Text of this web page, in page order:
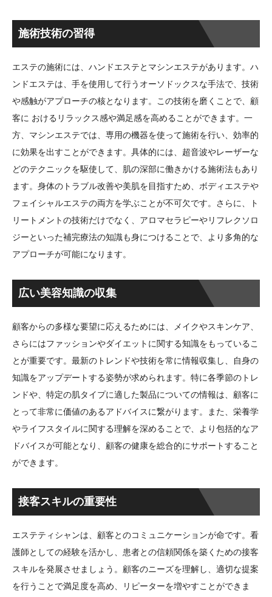
施術技術の習得
エステの施術には、ハンドエステとマシンエステがあります。ハ
ンドエステは、手を使用して行うオーソドックスな手法で、技術
や感触がアプローチの核となります。この技術を磨くことで、顧
客に おけるリラックス感や満足感を高めることができます。一
方、マシンエステでは、専用の機器を使って施術を行い、効率的
に効果を出すことができます。具体的には、超音波やレーザーな
どのテクニックを駆使して、肌の深部に働きかける施術法もあり
ます。身体のトラブル改善や美肌を目指すため、ボディエステや
フェイシャルエステの両方を学ぶことが不可欠です。さらに、ト
リートメントの技術だけでなく、アロマセラピーやリフレクソロ
ジーといった補完療法の知識も身につけることで、より多角的な
アプローチが可能になります。
広い美容知識の収集
顧客からの多様な要望に応えるためには、メイクやスキンケア、
さらにはファッションやダイエットに関する知識をもっているこ
とが重要です。最新のトレンドや技術を常に情報収集し、自身の
知識をアップデートする姿勢が求められます。特に各季節のトレ
ンドや、特定の肌タイプに適した製品についての情報は、顧客に
とって非常に価値のあるアドバイスに繋がります。また、栄養学
やライフスタイルに関する理解を深めることで、より包括的なア
ドバイスが可能となり、顧客の健康を総合的にサポートすること
ができます。
接客スキルの重要性
エステティシャンは、顧客とのコミュニケーションが命です。看
護師としての経験を活かし、患者との信頼関係を築くための接客
スキルを発展させましょう。顧客のニーズを理解し、適切な提案
を行うことで満足度を高め、リピーターを増やすことができま